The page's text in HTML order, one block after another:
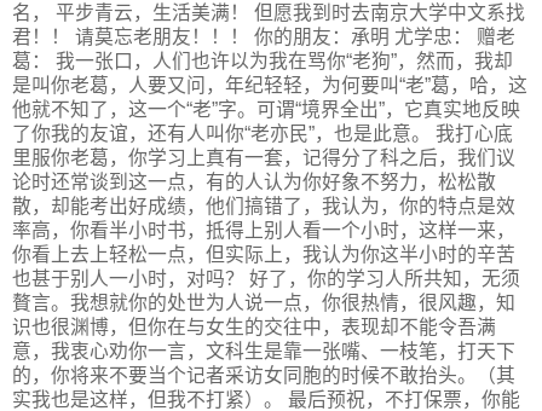
名， 平步青云，生活美满！ 但愿我到时去南京大学中文系找
君！！ 请莫忘老朋友！！！ 你的朋友：承明 尤学忠： 赠老
葛： 我一张口，人们也许以为我在骂你“老狗”，然而，我却
是叫你老葛，人要又问，年纪轻轻，为何要叫“老”葛，哈，这
他就不知了，这一个“老”字。可谓“境界全出”，它真实地反映
了你我的友谊，还有人叫你“老亦民”，也是此意。 我打心底
里服你老葛，你学习上真有一套，记得分了科之后，我们议
论时还常谈到这一点，有的人认为你好象不努力，松松散
散，却能考出好成绩，他们搞错了，我认为，你的特点是效
率高，你看半小时书，抵得上别人看一个小时，这样一来，
你看上去上轻松一点，但实际上，我认为你这半小时的辛苦
也甚于别人一小时，对吗？ 好了，你的学习人所共知，无须
贅言。我想就你的处世为人说一点，你很热情，很风趣，知
识也很渊博，但你在与女生的交往中，表现却不能令吾满
意，我衷心劝你一言，文科生是靠一张嘴、一枝笔，打天下
的，你将来不要当个记者采访女同胞的时候不敢抬头。（其
实我也是这样，但我不打紧）。 最后预祝，不打保票，你能